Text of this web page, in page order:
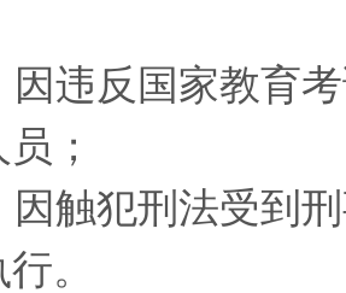
因违反国家教育
；
因触犯刑法受到
。